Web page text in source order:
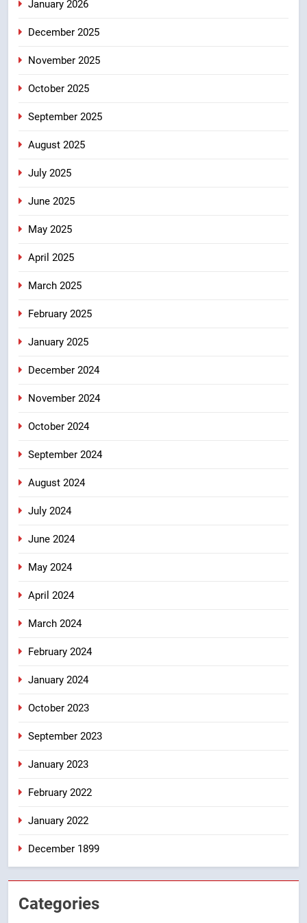
January 2026
December 2025
November 2025
October 2025
September 2025
August 2025
July 2025
June 2025
May 2025
April 2025
March 2025
February 2025
January 2025
December 2024
November 2024
October 2024
September 2024
August 2024
July 2024
June 2024
May 2024
April 2024
March 2024
February 2024
January 2024
October 2023
September 2023
January 2023
February 2022
January 2022
December 1899
Categories